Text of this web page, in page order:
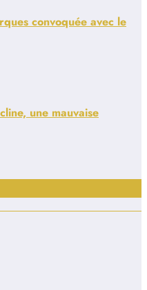
convoquée avec le
une mauvaise